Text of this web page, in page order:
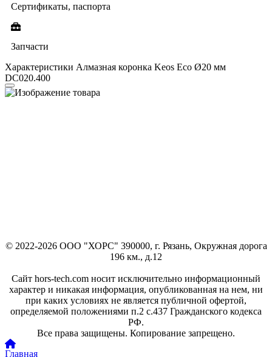
Сертификаты, паспорта
Запчасти
Характеристики Алмазная коронка Keos Eco Ø20 мм
DC020.400
© 2022-2026 ООО "ХОРС" 390000, г. Рязань, Окружная дорога
196 км., д.12
Сайт hors-tech.com носит исключительно информационный
характер и никакая информация, опубликованная на нем, ни
при каких условиях не является публичной офертой,
определяемой положениями п.2 с.437 Гражданского кодекса
РФ.
Все права защищены. Копирование запрещено.
Главная